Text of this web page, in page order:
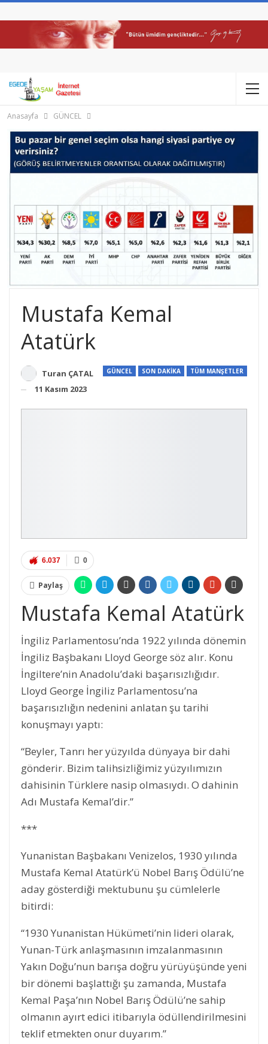
Anasayfa GÜNCEL
Mustafa Kemal
Atatürk
GÜNCEL SON DAKİKA TÜM MANŞETLER
Turan ÇATAL
11 Kasım 2023
0
6.037
Paylaş
Mustafa Kemal Atatürk
İngiliz Parlamentosu’nda 1922 yılında dönemin
İngiliz Başbakanı Lloyd George söz alır. Konu
İngiltere’nin Anadolu’daki başarısızlığıdır.
Lloyd George İngiliz Parlamentosu’na
başarısızlığın nedenini anlatan şu tarihi
konuşmayı yaptı:
“Beyler, Tanrı her yüzyılda dünyaya bir dahi
gönderir. Bizim talihsizliğimiz yüzyılımızın
dahisinin Türklere nasip olmasıydı. O dahinin
Adı Mustafa Kemal’dir.”
***
Yunanistan Başbakanı Venizelos, 1930 yılında
Mustafa Kemal Atatürk’ü Nobel Barış Ödülü’ne
aday gösterdiği mektubunu şu cümlelerle
bitirdi:
“1930 Yunanistan Hükümeti’nin lideri olarak,
Yunan-Türk anlaşmasının imzalanmasının
Yakın Doğu’nun barışa doğru yürüyüşünde yeni
bir dönemi başlattığı şu zamanda, Mustafa
Kemal Paşa’nın Nobel Barış Ödülü’ne sahip
olmanın ayırt edici itibarıyla ödüllendirilmesini
teklif etmekten onur duyarım.”